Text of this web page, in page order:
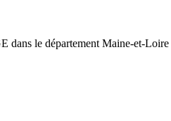
dans le département Maine-et-Loire